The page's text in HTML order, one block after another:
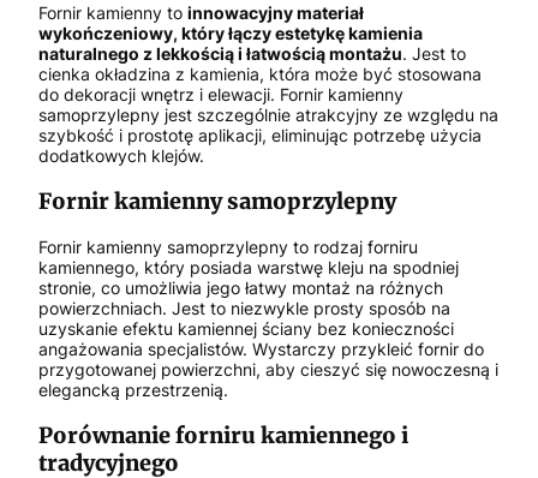
Fornir kamienny to innowacyjny materiał
wykończeniowy, który łączy estetykę kamienia
naturalnego z lekkością i łatwością montażu. Jest to
cienka okładzina z kamienia, która może być stosowana
do dekoracji wnętrz i elewacji. Fornir kamienny
samoprzylepny jest szczególnie atrakcyjny ze względu na
szybkość i prostotę aplikacji, eliminując potrzebę użycia
dodatkowych klejów.
Fornir kamienny samoprzylepny
Fornir kamienny samoprzylepny to rodzaj forniru
kamiennego, który posiada warstwę kleju na spodniej
stronie, co umożliwia jego łatwy montaż na różnych
powierzchniach. Jest to niezwykle prosty sposób na
uzyskanie efektu kamiennej ściany bez konieczności
angażowania specjalistów. Wystarczy przykleić fornir do
przygotowanej powierzchni, aby cieszyć się nowoczesną i
elegancką przestrzenią.
Porównanie forniru kamiennego i
tradycyjnego